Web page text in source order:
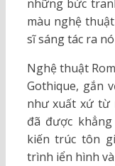
những bức
màu nghệ
sĩ sáng tác ra
Nghệ thuật
Gothique, gắn
như xuất xứ từ
đã được
kiến trúc tôn
trình iển hình